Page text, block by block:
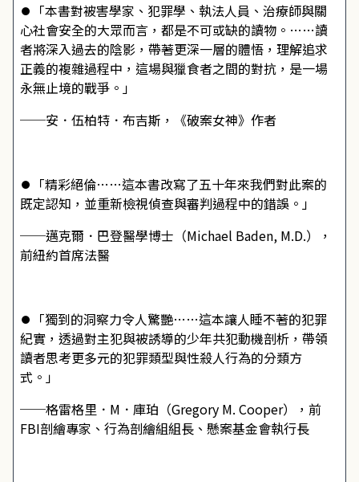
⏺「本書對被害學家、犯罪學、執法人員、治療師與關
心社會安全的大眾而言，都是不可或缺的讀物。……讀
者將深入過去的陰影，帶著更深一層的體悟，理解追求
正義的複雜過程中，這場與獵食者之間的對抗，是一場
永無止境的戰爭。」
──安．伍柏特．布吉斯，《破案女神》作者
⏺「精彩絕倫……這本書改寫了五十年來我們對此案的
既定認知，並重新檢視偵查與審判過程中的錯誤。」
──邁克爾．巴登醫學博士（Michael Baden, M.D.），
前紐約首席法醫
⏺「獨到的洞察力令人驚艷……這本讓人睡不著的犯罪
紀實，透過對主犯與被誘導的少年共犯動機剖析，帶領
讀者思考更多元的犯罪類型與性殺人行為的分類方
式。」
──格雷格里．M．庫珀（Gregory M. Cooper），前
FBI剖繪專家、行為剖繪組組長、懸案基金會執行長